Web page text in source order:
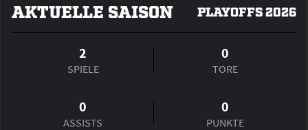
AKTUELLE SAISON PLAYOFFS 2026
2
SPIELE
0
TORE
0
ASSISTS
0
PUNKTE